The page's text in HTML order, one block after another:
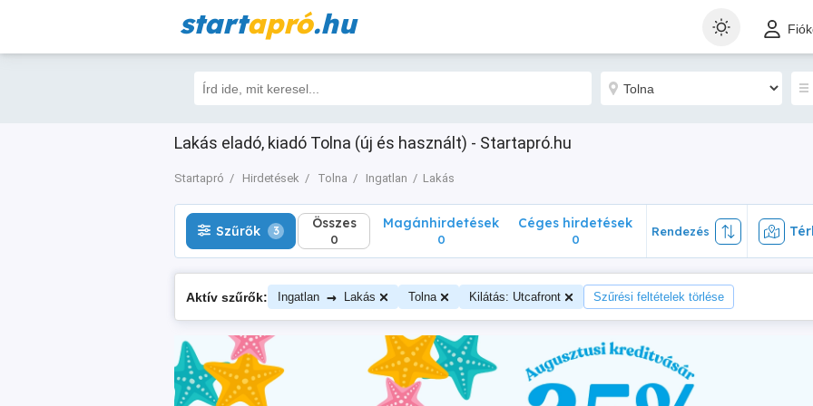
startapró.hu
Lakás eladó, kiadó Tolna (új és használt) - Startapró.hu
Startapró Hirdetések Tolna Ingatlan Lakás
Szűrők 3 Összes
0
Szűrők 3 Összes
0
Magánhirdetések
0
Céges hirdetések
0
Rendezés
Aktív szűrők: Ingatlan → Lakás Tolna Kilátás: Utcafront Szűrési feltételek törlése